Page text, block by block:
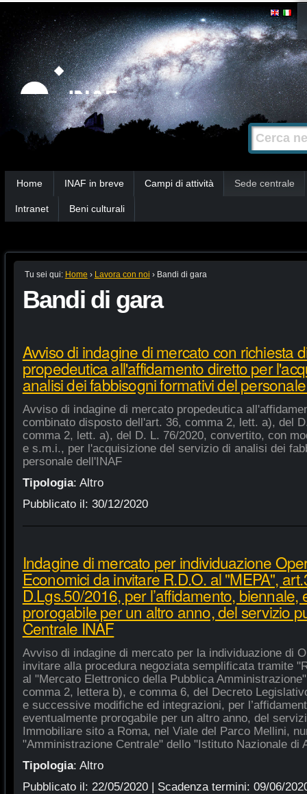
Strumenti
personali
Salta
contenuti.
|
Salta
alla
navigazione
Cerca nel
Ricerca
avanzata…
Home INAF in breve Campi di attività Sede centrale
Intranet Beni culturali
Tu sei qui: Home › Lavora con noi › Bandi di gara
Bandi di gara
Avviso di indagine di mercato con richiesta
propedeutica all'affidamento diretto per
analisi dei fabbisogni formativi del
Avviso di indagine di mercato propedeutica
combinato disposto dell'art. 36, comma 2, lett. a), del
comma 2, lett. a), del D. L. 76/2020, convertito, con
e s.m.i., per l'acquisizione del servizio di analisi dei
personale dell'INAF
Tipologia: Altro
Pubblicato il: 30/12/2020
Indagine di mercato per individuazione
Economici da invitare R.D.O. al "MEPA",
D.Lgs.50/2016, per l’affidamento, biennale,
prorogabile per un altro anno, del servizio
Centrale INAF
Avviso di indagine di mercato per la individuazione di
invitare alla procedura negoziata semplificata tramite
al "Mercato Elettronico della Pubblica
comma 2, lettera b), e comma 6, del Decreto
e successive modifiche ed integrazioni, per
eventualmente prorogabile per un altro anno, del
Immobiliare sito a Roma, nel Viale del Parco Mellini,
"Amministrazione Centrale" dello "Istituto Nazionale di
Tipologia: Altro
Pubblicato il: 22/05/2020| Scadenza termini: 09/06/